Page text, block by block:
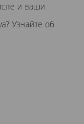
и ваши
Узнайте об